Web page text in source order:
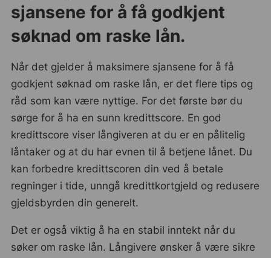
sjansene for å få godkjent
søknad om raske lån.
Når det gjelder å maksimere sjansene for å få
godkjent søknad om raske lån, er det flere tips og
råd som kan være nyttige. For det første bør du
sørge for å ha en sunn kredittscore. En god
kredittscore viser långiveren at du er en pålitelig
låntaker og at du har evnen til å betjene lånet. Du
kan forbedre kredittscoren din ved å betale
regninger i tide, unngå kredittkortgjeld og redusere
gjeldsbyrden din generelt.
Det er også viktig å ha en stabil inntekt når du
søker om raske lån. Långivere ønsker å være sikre